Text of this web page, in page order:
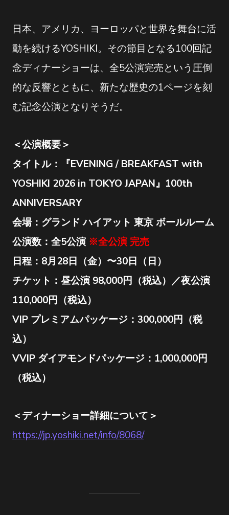
日本、アメリカ、ヨーロッパと世界を舞台に活
動を続けるYOSHIKI。その節目となる100回記
念ディナーショーは、全5公演完売という圧倒
的な反響とともに、新たな歴史の1ページを刻
む記念公演となりそうだ。
＜公演概要＞
タイトル：『EVENING / BREAKFAST with
YOSHIKI 2026 in TOKYO JAPAN』100th
ANNIVERSARY
会場：グランド ハイアット 東京 ボールルーム
公演数：全5公演 ※全公演 完売
日程：8月28日（金）〜30日（日）
チケット：昼公演 98,000円（税込）／夜公演
110,000円（税込）
VIP プレミアムパッケージ：300,000円（税
込）
VVIP ダイアモンドパッケージ：1,000,000円
（税込）
＜ディナーショー詳細について＞
https://jp.yoshiki.net/info/8068/